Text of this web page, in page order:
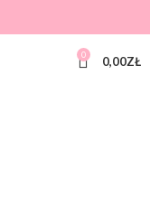
0 0,00ZŁ